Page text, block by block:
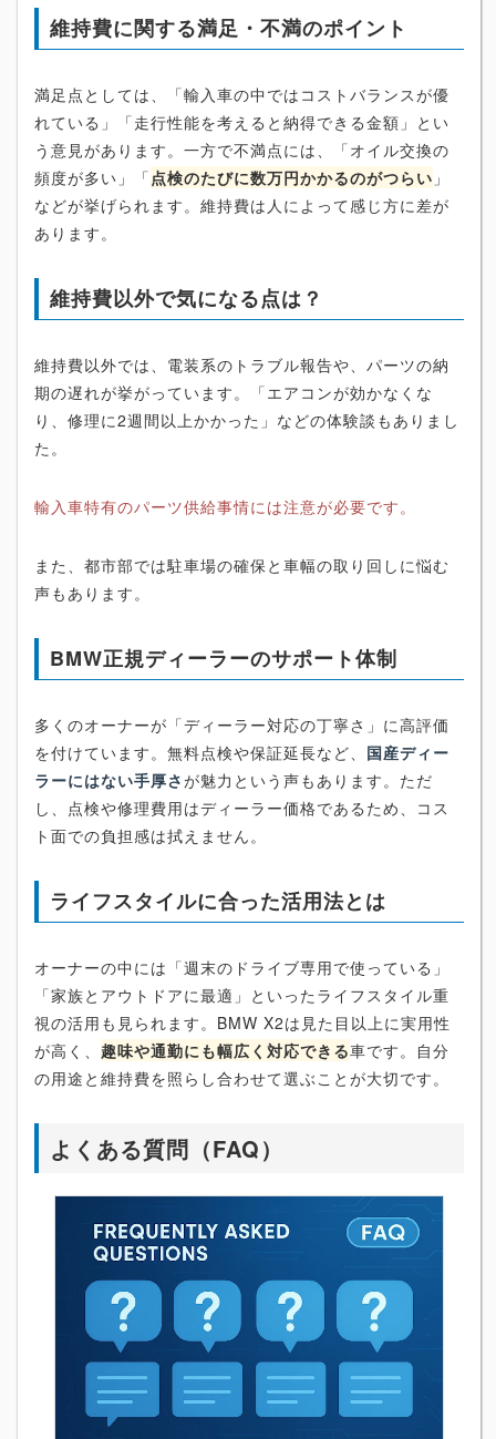
維持費に関する満足・不満のポイント
満足点としては、「輸入車の中ではコストバランスが優
れている」「走行性能を考えると納得できる金額」とい
う意見があります。一方で不満点には、「オイル交換の
頻度が多い」「点検のたびに数万円かかるのがつらい 」
などが挙げられます。維持費は人によって感じ方に差が
あります。
維持費以外で気になる点は？
維持費以外では、電装系のトラブル報告や、パーツの納
期の遅れが挙がっています。「エアコンが効かなくな
り、修理に2週間以上かかった」などの体験談もありまし
た。
輸入車特有のパーツ供給事情には注意が必要です。
また、都市部では駐車場の確保と車幅の取り回しに悩む
声もあります。
BMW正規ディーラーのサポート体制
多くのオーナーが「ディーラー対応の丁寧さ」に高評価
を付けています。無料点検や保証延長など、 国産ディー
ラーにはない手厚さが魅力という声もあります。ただ
し、点検や修理費用はディーラー価格であるため、コス
ト面での負担感は拭えません。
ライフスタイルに合った活用法とは
オーナーの中には「週末のドライブ専用で使っている」
「家族とアウトドアに最適」といったライフスタイル重
視の活用も見られます。BMW X2は見た目以上に実用性
が高く、 趣味や通勤にも幅広く対応できる車です。自分
の用途と維持費を照らし合わせて選ぶことが大切です。
よくある質問（FAQ）